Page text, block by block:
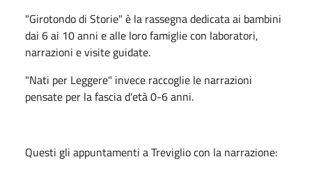
"Girotondo di Storie" è la rassegna dedicata ai bambini
dai 6 ai 10 anni e alle loro famiglie con laboratori,
narrazioni e visite guidate.
"Nati per Leggere" invece raccoglie le narrazioni
pensate per la fascia d'età 0-6 anni.
Questi gli appuntamenti a Treviglio con la narrazione: